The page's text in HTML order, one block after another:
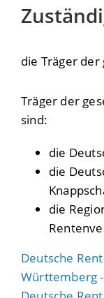
die Träger
Träger der
sind:
die
die
die
Deutsche
Württemberg